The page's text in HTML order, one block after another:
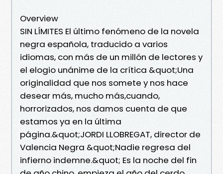
Overview
SIN LÍMITES El último fenómeno de la novela
negra española, traducido a varios
idiomas, con más de un millón de lectores y
el elogio unánime de la crítica &quot;Una
originalidad que nos somete y nos hace
desear más, mucho más,cuando,
horrorizados, nos damos cuenta de que
estamos ya en la última
página.&quot;JORDI LLOBREGAT, director de
Valencia Negra &quot;Nadie regresa del
infierno indemne.&quot; Es la noche del fin